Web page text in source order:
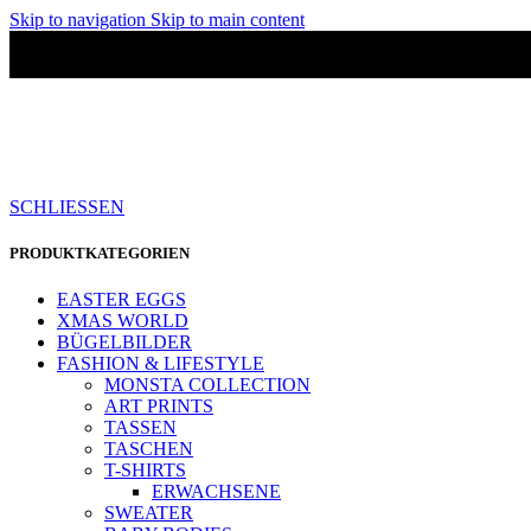
Skip to navigation Skip to main content
SCHLIESSEN
PRODUKTKATEGORIEN
EASTER EGGS
XMAS WORLD
BÜGELBILDER
FASHION & LIFESTYLE
MONSTA COLLECTION
ART PRINTS
TASSEN
TASCHEN
T-SHIRTS
ERWACHSENE
SWEATER